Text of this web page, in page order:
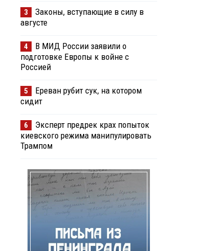
3
Законы, вступающие в силу в
августе
4
В МИД России заявили о
подготовке Европы к войне с
Россией
5
Ереван рубит сук, на котором
сидит
6
Эксперт предрек крах попыток
киевского режима манипулировать
Трампом